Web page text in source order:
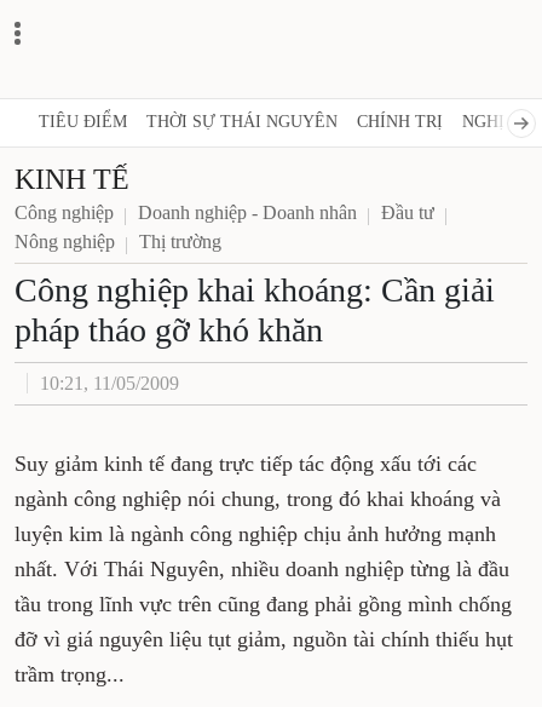
TIÊU ĐIỂM THỜI SỰ THÁI NGUYÊN CHÍNH TRỊ NGHỊ
KINH TẾ
Công nghiệp Doanh nghiệp - Doanh nhân
Đầu tư
Nông nghiệp
Thị trường
Công nghiệp khai khoáng: Cần giải
pháp tháo gỡ khó khăn
10:21, 11/05/2009
Suy giảm kinh tế đang trực tiếp tác động xấu tới các
ngành công nghiệp nói chung, trong đó khai khoáng và
luyện kim là ngành công nghiệp chịu ảnh hưởng mạnh
nhất. Với Thái Nguyên, nhiều doanh nghiệp từng là đầu
tầu trong lĩnh vực trên cũng đang phải gồng mình chống
đỡ vì giá nguyên liệu tụt giảm, nguồn tài chính thiếu hụt
trầm trọng...